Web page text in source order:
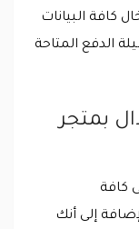
كافة البيانات
الدفع المتاحة
بمتجر
كافة
إلى أنك